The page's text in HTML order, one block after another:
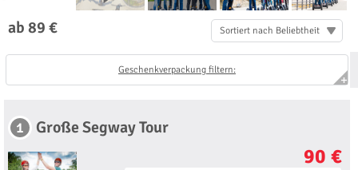
ab 89 € Sortiert nach Beliebtheit
Geschenkverpackung filtern:
1 Große Segway Tour
90 €